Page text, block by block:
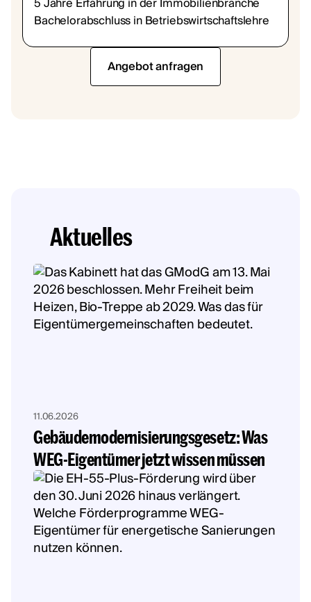
Bachelorabschluss in Betriebswirtschaftslehre
Angebot anfragen
Aktuelles
11.06.2026
Gebäudemodernisierungsgesetz: Was
WEG-Eigentümer jetzt wissen müssen